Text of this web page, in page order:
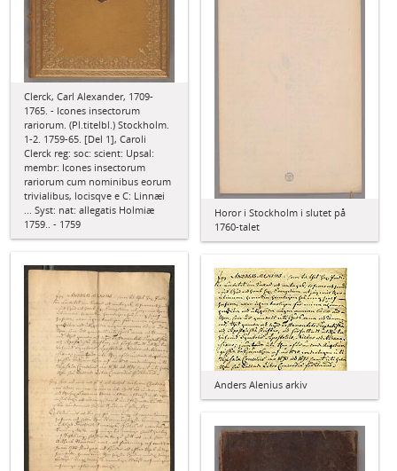
Clerck, Carl Alexander, 1709-
1765. - Icones insectorum
rariorum. (Pl.titelbl.) Stockholm.
1-2. 1759-65. [Del 1], Caroli
Clerck reg: soc: scient: Upsal:
membr: Icones insectorum
rariorum cum nominibus eorum
trivialibus, locisqve e C: Linnæi
... Syst: nat: allegatis Holmiæ
1759.. - 1759
Horor i Stockholm i slutet på
1760-talet
Anders Alenius arkiv